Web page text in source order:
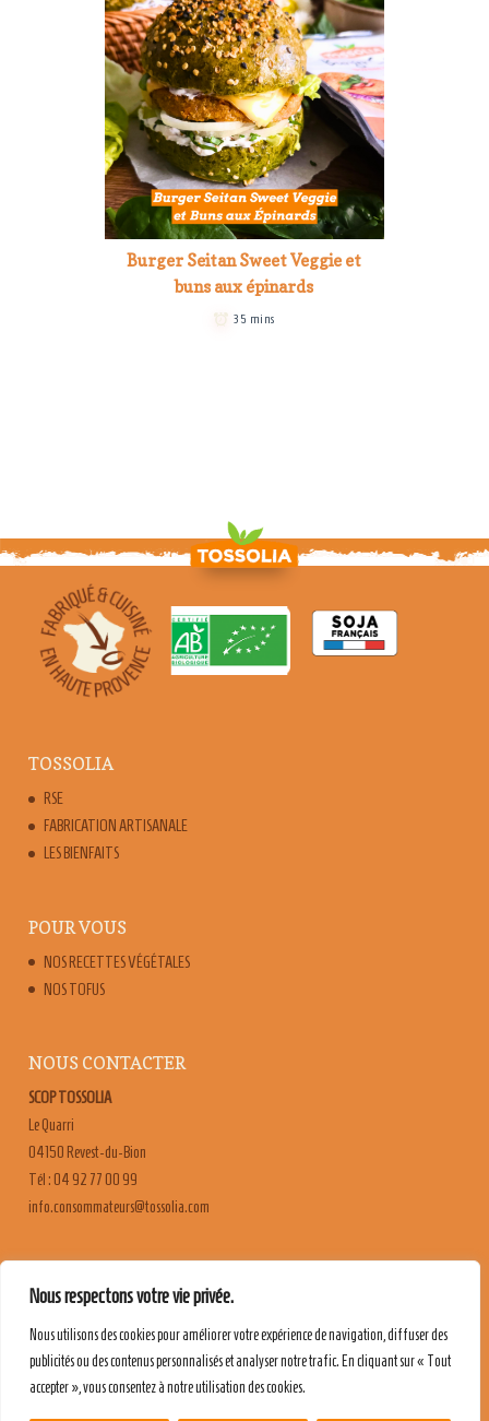
Nous respectons votre vie privée.
Nous utilisons des cookies pour améliorer votre expérience de navigation, diffuser des
publicités ou des contenus personnalisés et analyser notre trafic. En cliquant sur « Tout
accepter », vous consentez à notre utilisation des cookies.
Burger Seitan Sweet Veggie et
buns aux épinards
35 mins
TOSSOLIA
RSE
FABRICATION ARTISANALE
LES BIENFAITS
POUR VOUS
NOS RECETTES VÉGÉTALES
NOS TOFUS
NOUS CONTACTER
SCOP TOSSOLIA
Le Quarri
04150 Revest-du-Bion
Tél : 04 92 77 00 99
moc.ailossot@sruetammosnoc.ofni
CONTACT & RECRUTEMENT
MENTIONS LÉGALES
POLITIQUE DE CONFIDENTIALITÉ